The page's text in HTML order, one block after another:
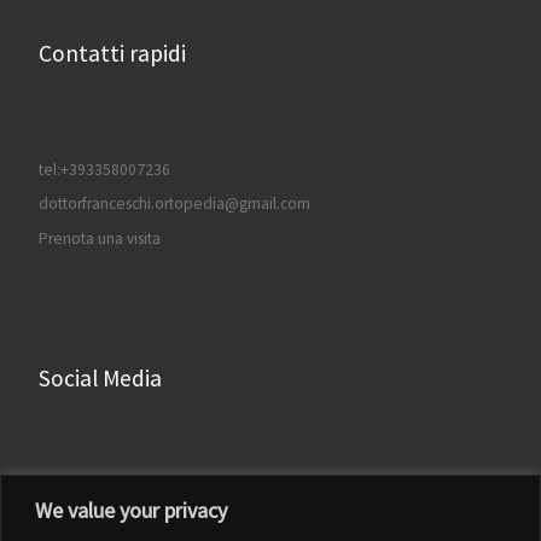
We value your privacy
Contatti rapidi
tel:+393358007236
dottorfranceschi.ortopedia@gmail.com
Prenota una visita
Social Media
Facebook